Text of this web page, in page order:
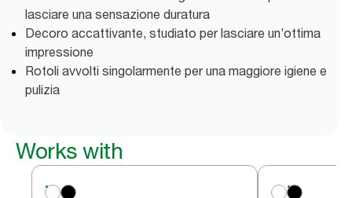
lasciare una sensazione duratura
Decoro accattivante, studiato per lasciare un’ottima
impressione
Rotoli avvolti singolarmente per una maggiore igiene e
pulizia
Works with